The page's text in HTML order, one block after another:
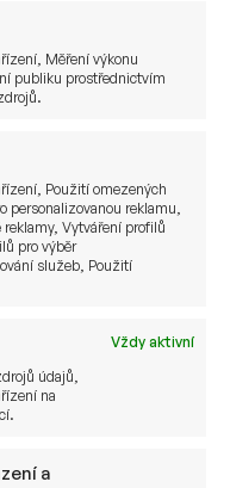
Měření výkonu
publiku prostřednictvím
Použití omezených
personalizovanou reklamu,
Vytváření profilů
pro výběr
služeb, Použití
Vždy aktivní
údajů,
na
a
trhů? Přihlaste
kde si každý
moudrého
podcastu Mysl